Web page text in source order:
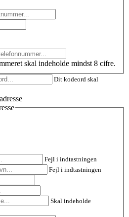
skal indeholde mindst 8 cifre.
Dit kodeord skal
Fejl i indtastningen
Fejl i indtastningen
Skal indeholde